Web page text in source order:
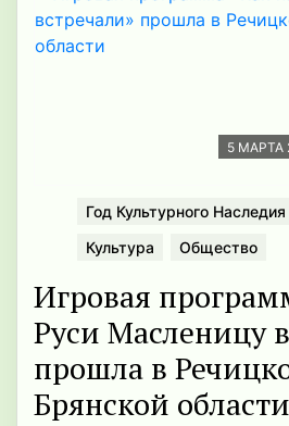
5 МАРТА
Год Культурного
Культура
Общество
Игровая
Руси Масленицу
прошла в
Брянской области